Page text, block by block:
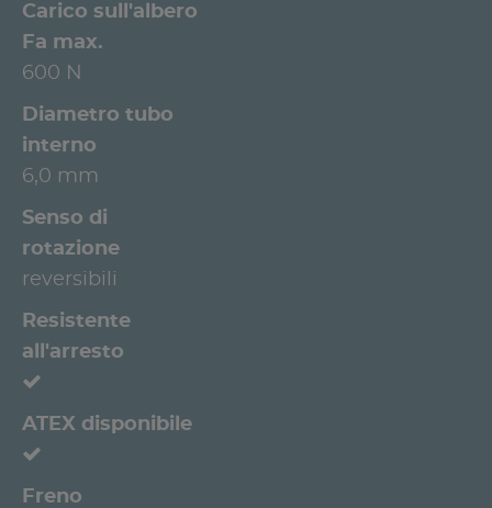
Carico sull'albero
Fa max.
600 N
Diametro tubo
interno
6,0 mm
Senso di
rotazione
reversibili
Resistente
all'arresto
ATEX disponibile
Freno